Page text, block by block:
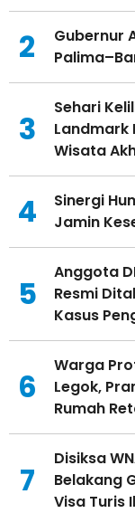
2
Gubernur
3
Sehari
Landmark
Wisata
4
Sinergi
Jamin
5
Anggota
Resmi
Kasus
6
Warga
Legok,
Rumah
7
Disiksa
Belakang
Visa Turis